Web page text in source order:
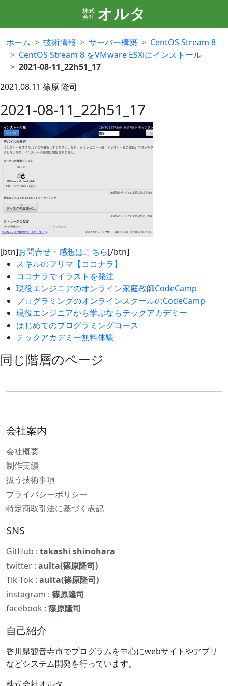
株式
会社 オルタ
ホーム 技術情報 サーバー構築
CentOS Stream 8
CentOS Stream 8 をVMware ESXiにインストール
2021-08-11_22h51_17
2021.08.11 篠原 隆司
2021-08-11_22h51_17
[btn]お問合せ・感想はこちら[/btn]
スキルのフリマ【ココナラ】
ココナラでイラストを発注
現役エンジニアのオンライン家庭教師CodeCamp
プログラミングのオンラインスクールのCodeCamp
現役エンジニアから学ぶならテックアカデミー
はじめてのプログラミングコース
テックアカデミー無料体験
同じ階層のページ
会社案内
会社概要
制作実績
扱う技術事項
プライバシーポリシー
特定商取引法に基づく表記
SNS
GitHub : takashi shinohara
twitter : aulta(篠原隆司)
Tik Tok : aulta(篠原隆司)
instagram : 篠原隆司
facebook : 篠原隆司
自己紹介
香川県観音寺市でプログラムを中心にwebサイトやアプリ
などシステム開発を行っています。